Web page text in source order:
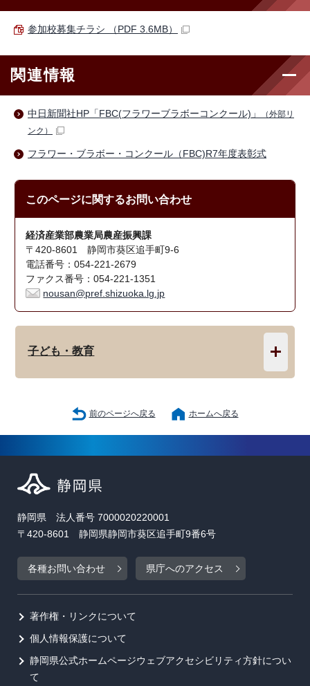
参加校募集チラシ （PDF 3.6MB）
関連情報
中日新聞社HP「FBC(フラワーブラボーコンクール)」
（外部リ
ンク）
フラワー・ブラボー・コンクール（FBC)R7年度表彰式
このページに関するお問い合わせ
経済産業部農業局農産振興課
〒420-8601 静岡市葵区追手町9-6
電話番号：054-221-2679
ファクス番号：054-221-1351
nousan@pref.shizuoka.lg.jp
子ども・教育
前のページへ戻る ホームへ戻る
静岡県 法人番号 7000020220001
〒420-8601 静岡県静岡市葵区追手町9番6号
各種お問い合わせ 県庁へのアクセス
著作権・リンクについて
個人情報保護について
静岡県公式ホームページウェブアクセシビリティ方針につい
て